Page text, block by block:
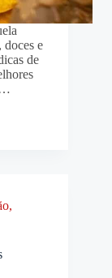
doces e
de
,